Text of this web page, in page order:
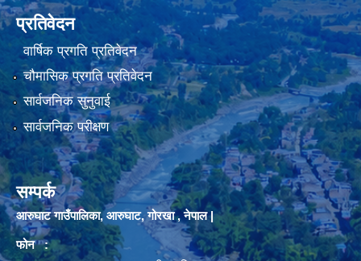
प्रतिवेदन
वार्षिक प्रगति प्रतिवेदन
चौमासिक प्रगति प्रतिवेदन
सार्वजनिक सुनुवाई
सार्वजनिक परीक्षण
सम्पर्क
आरुघाट गाउँपालिका, आरुघाट, गोरखा , नेपाल |
फोन :